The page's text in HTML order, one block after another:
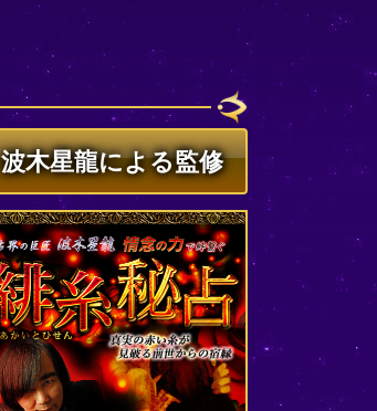
波木星龍による監修